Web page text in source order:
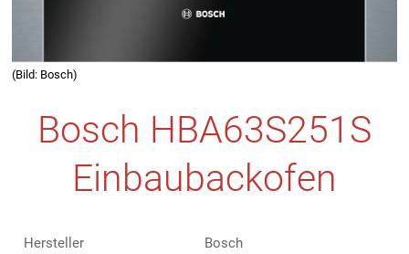
(Bild: Bosch)
Bosch HBA63S251S
Einbaubackofen
Hersteller
Bosch